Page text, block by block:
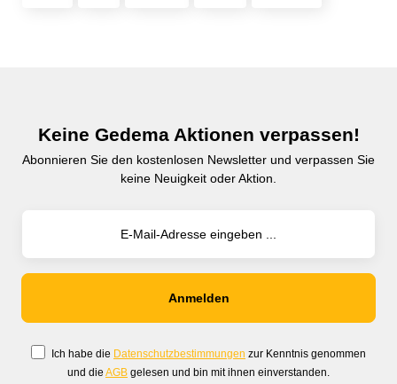
Keine Gedema Aktionen verpassen!
Abonnieren Sie den kostenlosen Newsletter und verpassen Sie
keine Neuigkeit oder Aktion.
Ich habe die Datenschutzbestimmungen zur Kenntnis genommen
und die AGB gelesen und bin mit ihnen einverstanden.